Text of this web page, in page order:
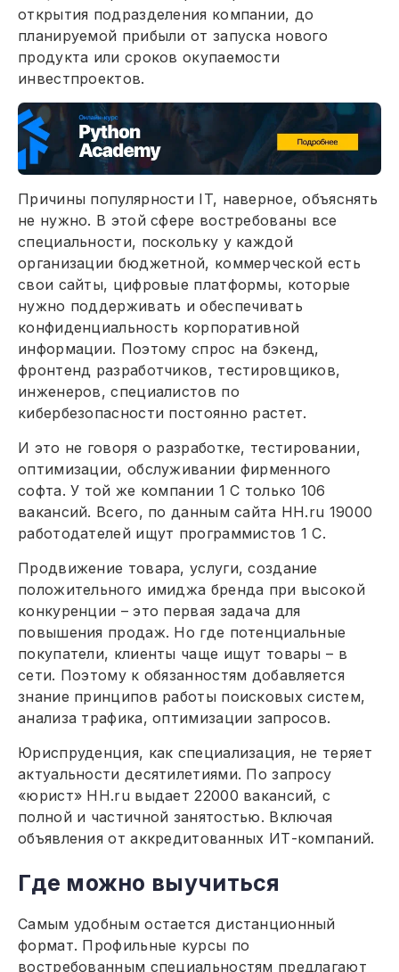
открытия подразделения компании, до
планируемой прибыли от запуска нового
продукта или сроков окупаемости
инвестпроектов.
Причины популярности IT, наверное, объяснять
не нужно. В этой сфере востребованы все
специальности, поскольку у каждой
организации бюджетной, коммерческой есть
свои сайты, цифровые платформы, которые
нужно поддерживать и обеспечивать
конфиденциальность корпоративной
информации. Поэтому спрос на бэкенд,
фронтенд разработчиков, тестировщиков,
инженеров, специалистов по
кибербезопасности постоянно растет.
И это не говоря о разработке, тестировании,
оптимизации, обслуживании фирменного
софта. У той же компании 1 С только 106
вакансий. Всего, по данным сайта HH.ru 19000
работодателей ищут программистов 1 С.
Продвижение товара, услуги, создание
положительного имиджа бренда при высокой
конкуренции – это первая задача для
повышения продаж. Но где потенциальные
покупатели, клиенты чаще ищут товары – в
сети. Поэтому к обязанностям добавляется
знание принципов работы поисковых систем,
анализа трафика, оптимизации запросов.
Юриспруденция, как специализация, не теряет
актуальности десятилетиями. По запросу
«юрист» HH.ru выдает 22000 вакансий, с
полной и частичной занятостью. Включая
объявления от аккредитованных ИТ-компаний.
Где можно выучиться
Самым удобным остается дистанционный
формат. Профильные курсы по
востребованным специальностям предлагают